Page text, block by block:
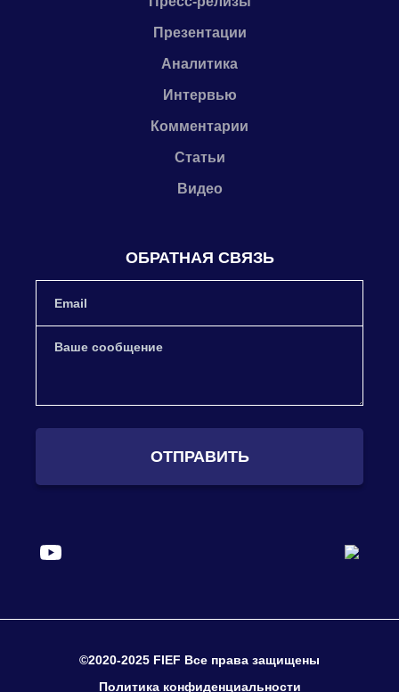
Презентации
Аналитика
Интервью
Комментарии
Статьи
Видео
ОБРАТНАЯ СВЯЗЬ
ОТПРАВИТЬ
©2020-2025 FIEF Все права защищены
Политика конфиденциальности